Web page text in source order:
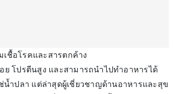
เชื้อโรคและสารตกค้าง
โปรตีนสูง และสามารถนำไปทำอาหารได้
น้ำปลา แต่ล่าสุดผู้เชี่ยวชาญด้านอาหารและสุข